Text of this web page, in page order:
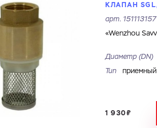
Электронная почта Город
Cоглашаюсь на обработку
Имя
Город
ЗАГРУЗИТЬ
Файл с реквизитами огранизации
Cоглашаюсь на обработку
КЛАПАН
арт. 151113157
«Wenzhou
Диаметр (DN)
Тип
приемный
1 930₽